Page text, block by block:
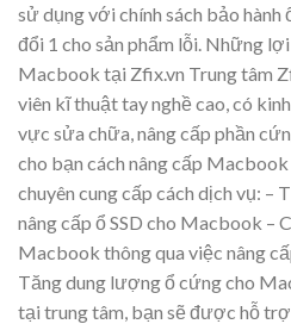
sử dụng với chính sách bảo hành
đổi 1 cho sản phẩm lỗi. Những lợi
Macbook tại Zfix.vn Trung tâm
viên kĩ thuật tay nghề cao, có
vực sửa chữa, nâng cấp phần
cho bạn cách nâng cấp
chuyên cung cấp cách dịch vụ: –
nâng cấp ổ SSD cho Macbook –
Macbook thông qua việc nâng
Tăng dung lượng ổ cứng cho
tại trung tâm, bạn sẽ được hỗ